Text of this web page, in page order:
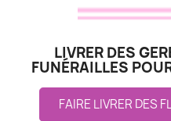
LIVRER DES
FUNÉRAILLES
FAIRE LIVRER DES